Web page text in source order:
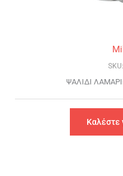
ΨΑΛΙΔΙ
Καλέστε